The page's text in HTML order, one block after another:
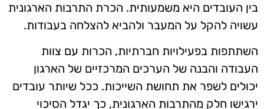
בין העובדים היא משמעותית. הכרת התרבות הארגונית
עשויה להקל על המעבר ולהביא להצלחה בעבודות.
השתתפות בפעילויות חברתיות, הכרות עם צוות
העבודה והבנה של הערכים המרכזיים של הארגון
יכולים לשפר את תחושת השייכות. ככל שיותר עובדים
ירגישו חלק מהתרבות הארגונית, כך יגדל הסיכוי